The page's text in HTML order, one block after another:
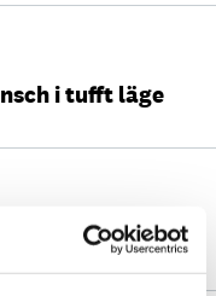
i tufft läge
vårt recept”